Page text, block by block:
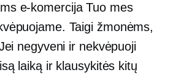
e-komercijaTuo mes
Taigi žmonėms,
negyveni ir nekvėpuoji
laiką ir klausykitės kitų